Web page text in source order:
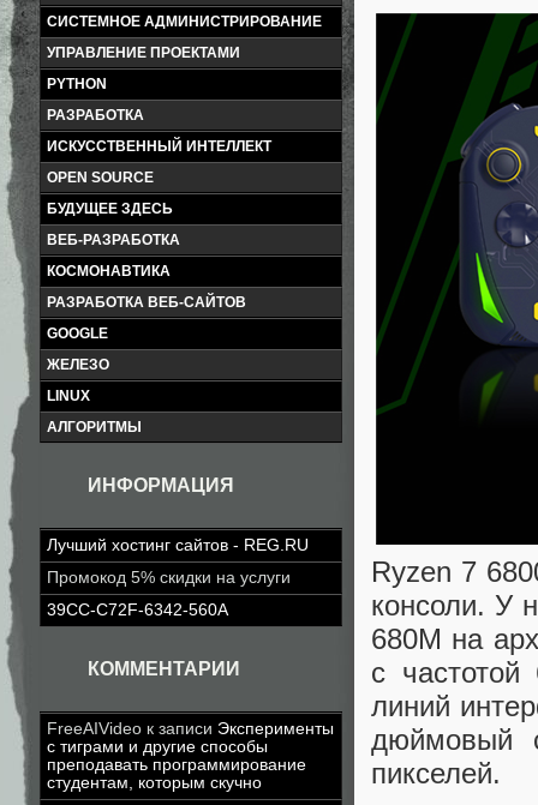
СИСТЕМНОЕ АДМИНИСТРИРОВАНИЕ
УПРАВЛЕНИЕ ПРОЕКТАМИ
PYTHON
РАЗРАБОТКА
ИСКУССТВЕННЫЙ ИНТЕЛЛЕКТ
OPEN SOURCE
БУДУЩЕЕ ЗДЕСЬ
ВЕБ-РАЗРАБОТКА
КОСМОНАВТИКА
РАЗРАБОТКА ВЕБ-САЙТОВ
GOOGLE
ЖЕЛЕЗО
LINUX
АЛГОРИТМЫ
ИНФОРМАЦИЯ
Лучший хостинг сайтов - REG.RU
Промокод 5% скидки на услуги
39CC-C72F-6342-560A
КОММЕНТАРИИ
FreeAIVideo к записи Эксперименты
с тиграми и другие способы
преподавать программирование
студентам, которым скучно
Ryzen 7
консоли. У
680M на
с
линий
дюймовый
пикселей.